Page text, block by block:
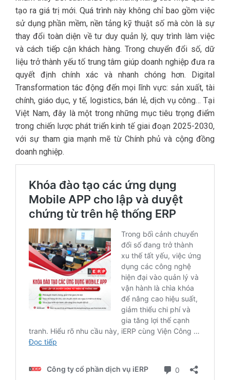
tạo ra giá trị mới. Quá trình này không chỉ bao gồm việc
sử dụng phần mềm, nền tảng kỹ thuật số mà còn là sự
thay đổi toàn diện về tư duy quản lý, quy trình làm việc
và cách tiếp cận khách hàng. Trong chuyển đổi số, dữ
liệu trở thành yếu tố trung tâm giúp doanh nghiệp đưa ra
quyết định chính xác và nhanh chóng hơn. Digital
Transformation tác động đến mọi lĩnh vực: sản xuất, tài
chính, giáo dục, y tế, logistics, bán lẻ, dịch vụ công… Tại
Việt Nam, đây là một trong những mục tiêu trọng điểm
trong chiến lược phát triển kinh tế giai đoạn 2025-2030,
với sự tham gia mạnh mẽ từ Chính phủ và cộng đồng
doanh nghiệp.